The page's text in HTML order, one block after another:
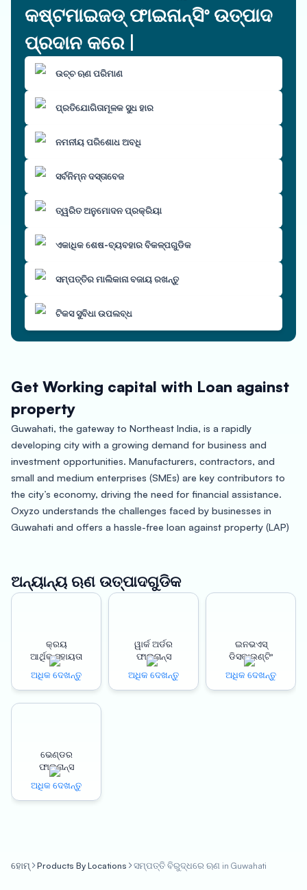
କଷ୍ଟମାଇଜଡ୍ ଫାଇନାନ୍ସିଂ ଉତ୍ପାଦ
ପ୍ରଦାନ କରେ |
ଉଚ୍ଚ ଋଣ ପରିମାଣ
ପ୍ରତିଯୋଗିତାମୂଳକ ସୁଧ ହାର
ନମନୀୟ ପରିଶୋଧ ଅବଧି
ସର୍ବନିମ୍ନ ଦସ୍ତାବେଜ
ତ୍ୱରିତ ଅନୁମୋଦନ ପ୍ରକ୍ରିୟା
ଏକାଧିକ ଶେଷ-ବ୍ୟବହାର ବିକଳ୍ପଗୁଡିକ
ସମ୍ପତ୍ତିର ମାଲିକାନା ବଜାୟ ରଖନ୍ତୁ
ଟିକସ ସୁବିଧା ଉପଲବ୍ଧ
Get Working capital with Loan against
property
Guwahati, the gateway to Northeast India, is a rapidly
developing city with a growing demand for business and
investment opportunities. Manufacturers, contractors, and
small and medium enterprises (SMEs) are key contributors to
the city’s economy, driving the need for financial assistance.
Oxyzo understands the challenges faced by businesses in
Guwahati and offers a hassle-free loan against property (LAP)
LAP is a secured loan that can be availed by pledging
the hidden value of their property and obtain funds to address
their financial requirements. Oxyzo offers competitive LAP
interest rates, making it an affordable financial solution for
businesses.
documentation or branch visits. The digital process ensures
faster processing and reduces the turnaround time for
disbursal.
working capital, debt consolidation, and machinery purchases.
ଅନ୍ୟାନ୍ୟ ଋଣ ଉତ୍ପାଦଗୁଡିକ
କ୍ରୟ
ଆର୍ଥିକ ସହାୟତା
ଅଧିକ ଦେଖନ୍ତୁ
ୱାର୍କ ଅର୍ଡର
ଫାଇନାନ୍ସ
ଅଧିକ ଦେଖନ୍ତୁ
ଇନଭଏସ୍
ଡିସକାଉଣ୍ଟିଂ
ଅଧିକ ଦେଖନ୍ତୁ
ଭେଣ୍ଡର
ଫାଇନାନ୍ସ
ଅଧିକ ଦେଖନ୍ତୁ
ହୋମ୍ Products By Locations ସମ୍ପତ୍ତି ବିରୁଦ୍ଧରେ ଋଣ in Guwahati